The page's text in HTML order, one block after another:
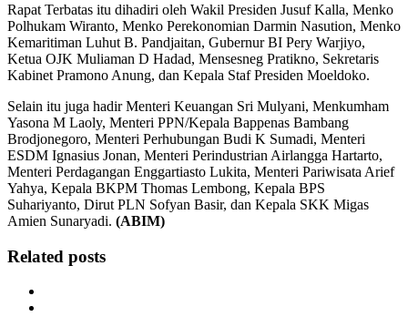
Rapat Terbatas itu dihadiri oleh Wakil Presiden Jusuf Kalla, Menko
Polhukam Wiranto, Menko Perekonomian Darmin Nasution, Menko
Kemaritiman Luhut B. Pandjaitan, Gubernur BI Pery Warjiyo,
Ketua OJK Muliaman D Hadad, Mensesneg Pratikno, Sekretaris
Kabinet Pramono Anung, dan Kepala Staf Presiden Moeldoko.
Selain itu juga hadir Menteri Keuangan Sri Mulyani, Menkumham
Yasona M Laoly, Menteri PPN/Kepala Bappenas Bambang
Brodjonegoro, Menteri Perhubungan Budi K Sumadi, Menteri
ESDM Ignasius Jonan, Menteri Perindustrian Airlangga Hartarto,
Menteri Perdagangan Enggartiasto Lukita, Menteri Pariwisata Arief
Yahya, Kepala BKPM Thomas Lembong, Kepala BPS
Suhariyanto, Dirut PLN Sofyan Basir, dan Kepala SKK Migas
Amien Sunaryadi. (ABIM)
Related posts